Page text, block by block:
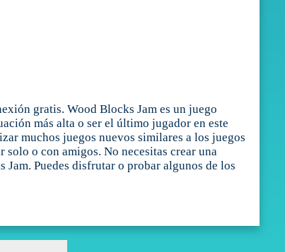
gratis. Wood Blocks Jam es un juego
más alta o ser el último jugador en este
muchos juegos nuevos similares a los juegos
o con amigos. No necesitas crear una
Puedes disfrutar o probar algunos de los